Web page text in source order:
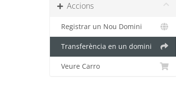
Accions
Registrar un Nou Domini
Transferència en un domini
Veure Carro